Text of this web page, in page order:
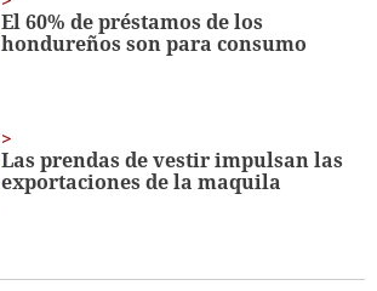
El 60% de préstamos de los
hondureños son para consumo
Las prendas de vestir impulsan las
exportaciones de la maquila